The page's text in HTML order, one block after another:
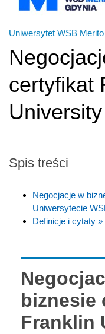
Uniwersytet WSB
certyfikat
University
Spis treści
Negocjacje w
Uniwersytecie
Definicje i cytaty »
biznesie
Franklin